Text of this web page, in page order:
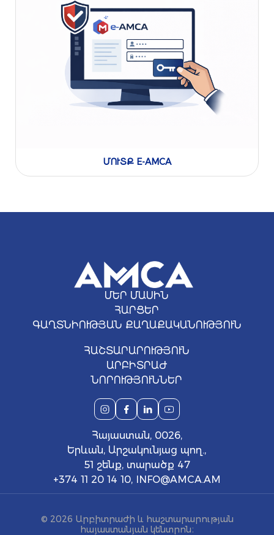
ՄՈՒՏՔ E-AMCA
ՄԵՐ ՄԱՍԻՆ
ՀԱՐՑԵՐ
ԳԱՂՏՆԻՈՒԹՅԱՆ ՔԱՂԱՔԱԿԱՆՈՒԹՅՈՒՆ
ՀԱՇՏԱՐԱՐՈՒԹՅՈՒՆ
ԱՐԲԻՏՐԱԺ
ՆՈՐՈՒԹՅՈՒՆՆԵՐ
Հայաստան, 0026,
Երևան, Արշակունյաց պող.,
51 շենք, տարածք 47
+374 11 20 14 10, INFO@AMCA.AM
© 2026 Արբիտրաժի և հաշտարարության
հայաստանյան կենտրոն։